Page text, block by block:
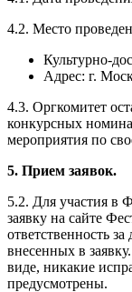
4.2. Место
Культурно-
Адрес: г.
4.3. Оргкомитет
конкурсных
мероприятия по
5. Прием заявок.
5.2. Для участия в
заявку на сайте
ответственность
внесенных в
виде, никакие
предусмотрены.